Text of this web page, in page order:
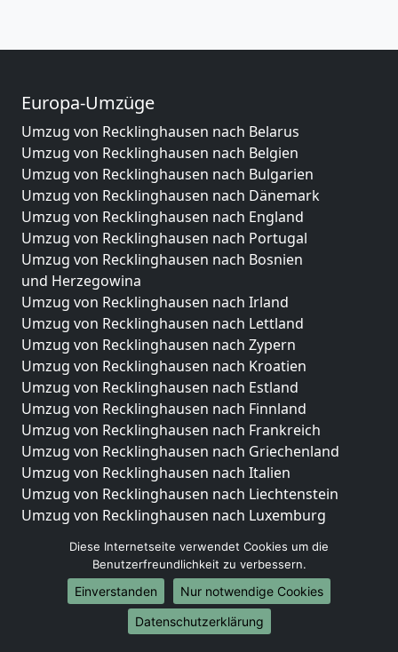
Europa-Umzüge
Umzug von Recklinghausen nach Belarus
Umzug von Recklinghausen nach Belgien
Umzug von Recklinghausen nach Bulgarien
Umzug von Recklinghausen nach Dänemark
Umzug von Recklinghausen nach England
Umzug von Recklinghausen nach Portugal
Umzug von Recklinghausen nach Bosnien
und Herzegowina
Umzug von Recklinghausen nach Irland
Umzug von Recklinghausen nach Lettland
Umzug von Recklinghausen nach Zypern
Umzug von Recklinghausen nach Kroatien
Umzug von Recklinghausen nach Estland
Umzug von Recklinghausen nach Finnland
Umzug von Recklinghausen nach Frankreich
Umzug von Recklinghausen nach Griechenland
Umzug von Recklinghausen nach Italien
Umzug von Recklinghausen nach Liechtenstein
Umzug von Recklinghausen nach Luxemburg
Umzug von Recklinghausen nach Norwegen
Umzüge-Deutschlandweit
Umzug von Recklinghausen nach Berlin
Diese Internetseite verwendet Cookies um die
Benutzerfreundlichkeit zu verbessern.
Einverstanden
Nur notwendige Cookies
Datenschutzerklärung